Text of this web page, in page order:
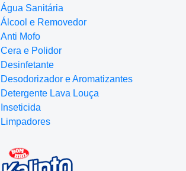
Água Sanitária
Álcool e Removedor
Anti Mofo
Cera e Polidor
Desinfetante
Desodorizador e Aromatizantes
Detergente Lava Louça
Inseticida
Limpadores